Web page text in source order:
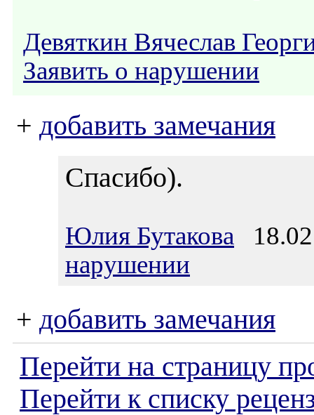
Девяткин Вячеслав
Заявить о нарушении
+ добавить замечания
Спасибо).
Юлия Бутакова
нарушении
+ добавить замечания
Перейти на страницу
Перейти к списку